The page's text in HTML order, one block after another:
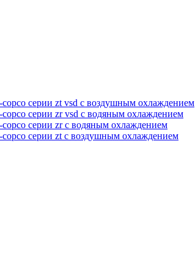
серии zt vsd с воздушным охлаждением
серии zr vsd с водяным охлаждением
серии zr с водяным охлаждением
copco серии zt с воздушным охлаждением